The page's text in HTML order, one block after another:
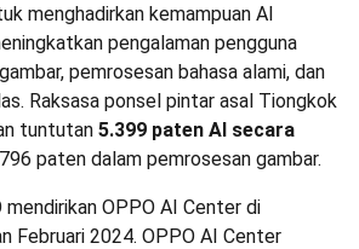
menghadirkan kemampuan AI
pengalaman pengguna
pemrosesan bahasa alami, dan
Raksasa ponsel pintar asal Tiongkok
tuntutan 5.399 paten AI secara
paten dalam pemrosesan gambar.
OPPO AI Center di
Februari 2024. OPPO AI Center